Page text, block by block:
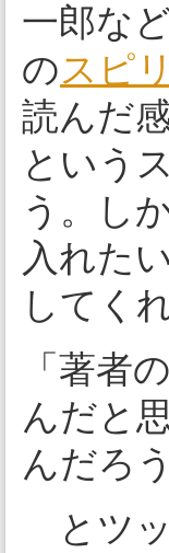
一郎な
のスピ
読んだ
という
う。し
入れた
してく
「著者
んだと
んだろ
とツッ